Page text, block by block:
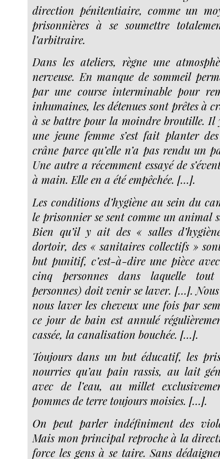
direction pénitentiaire, comme un
prisonnières à se soumettre
l’arbitraire.
Dans les ateliers, règne une
nerveuse. En manque de sommeil
par une course interminable pour
inhumaines, les détenues sont prêtes à
à se battre pour la moindre broutille. Il
une jeune femme s’est fait planter
crâne parce qu’elle n’a pas rendu un
Une autre a récemment essayé de
à main. Elle en a été empêchée. […].
Les conditions d’hygiène au sein du
le prisonnier se sent comme un animal
Bien qu’il y ait des « salles
dortoir, des « sanitaires collectifs »
but punitif, c’est-à-dire une pièce
cinq personnes dans laquelle
personnes) doit venir se laver. […].
nous laver les cheveux une fois par
ce jour de bain est annulé
cassée, la canalisation bouchée. […].
Toujours dans un but éducatif, les
nourries qu’au pain rassis, au lait
avec de l’eau, au millet
pommes de terre toujours moisies. […].
On peut parler indéfiniment des
Mais mon principal reproche à la
force les gens à se taire. Sans